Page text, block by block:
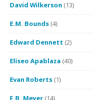
David Wilkerson (13)
E.M. Bounds (4)
Edward Dennett (2)
Eliseo Apablaza (40)
Evan Roberts (1)
F.B. Meyer (14)